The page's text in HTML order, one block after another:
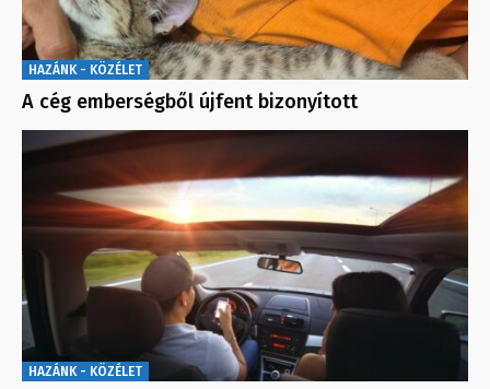
HAZÁNK - KÖZÉLET
A cég emberségből újfent bizonyított
HAZÁNK - KÖZÉLET